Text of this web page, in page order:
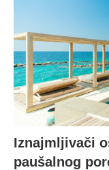
Iznajmljivači
paušalnog